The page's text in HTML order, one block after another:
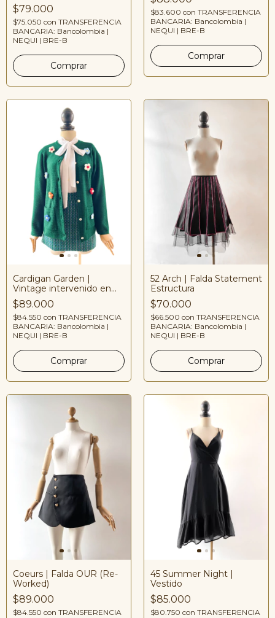
$79.000
$75.050 con TRANSFERENCIA
BANCARIA: Bancolombia |
NEQUI | BRE-B
$83.600 con TRANSFERENCIA
BANCARIA: Bancolombia |
NEQUI | BRE-B
Cardigan Garden |
Vintage intervenido en
nuestro atelier
$89.000
$84.550 con TRANSFERENCIA
BANCARIA: Bancolombia |
NEQUI | BRE-B
52 Arch | Falda Statement
Estructura
$70.000
$66.500 con TRANSFERENCIA
BANCARIA: Bancolombia |
NEQUI | BRE-B
Coeurs | Falda OUR (Re-
Worked)
$89.000
$84.550 con TRANSFERENCIA
45 Summer Night |
Vestido
$85.000
$80.750 con TRANSFERENCIA